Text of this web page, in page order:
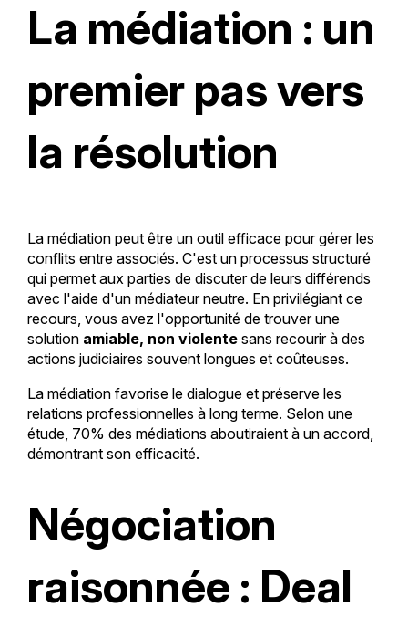
La médiation : un
premier pas vers
la résolution
La médiation peut être un outil efficace pour gérer les
conflits entre associés. C'est un processus structuré
qui permet aux parties de discuter de leurs différends
avec l'aide d'un médiateur neutre. En privilégiant ce
recours, vous avez l'opportunité de trouver une
solution amiable, non violentesans recourir à des
actions judiciaires souvent longues et coûteuses.
La médiation favorise le dialogue et préserve les
relations professionnelles à long terme. Selon une
étude, 70% des médiations aboutiraient à un accord,
démontrant son efficacité.
Négociation
raisonnée : Deal